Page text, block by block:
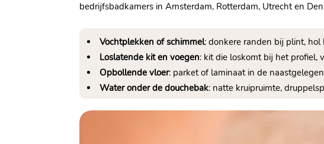
bedrijfsbadkamers in Amsterdam, Rotterdam, Utrecht en
Vochtplekken of schimmel: donkere randen bij plint,
Loslatende kit en voegen: kit die loskomt bij het profiel,
Opbollende vloer: parket of laminaat in de
Water onder de douchebak: natte kruipruimte,